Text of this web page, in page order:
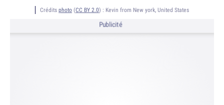
Crédits photo (CC BY 2.0) : Kevin from New york, United States
Publicité